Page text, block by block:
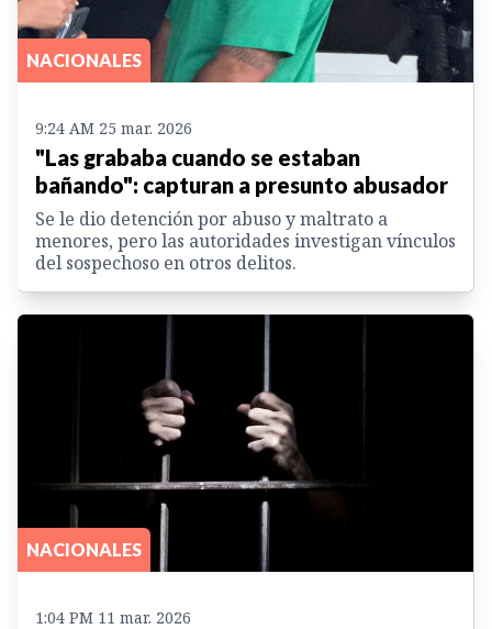
NACIONALES
9:24 AM 25 mar. 2026
"Las grababa cuando se estaban
bañando": capturan a presunto abusador
Se le dio detención por abuso y maltrato a
menores, pero las autoridades investigan vínculos
del sospechoso en otros delitos.
NACIONALES
1:04 PM 11 mar. 2026